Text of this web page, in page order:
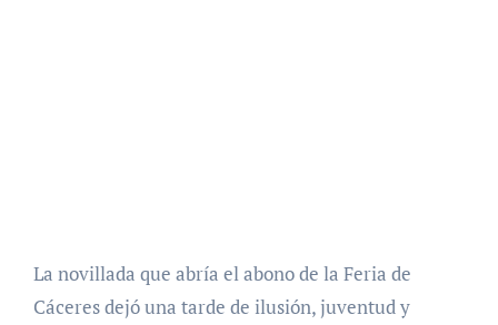
La novillada que abría el abono de la Feria de
Cáceres dejó una tarde de ilusión, juventud y